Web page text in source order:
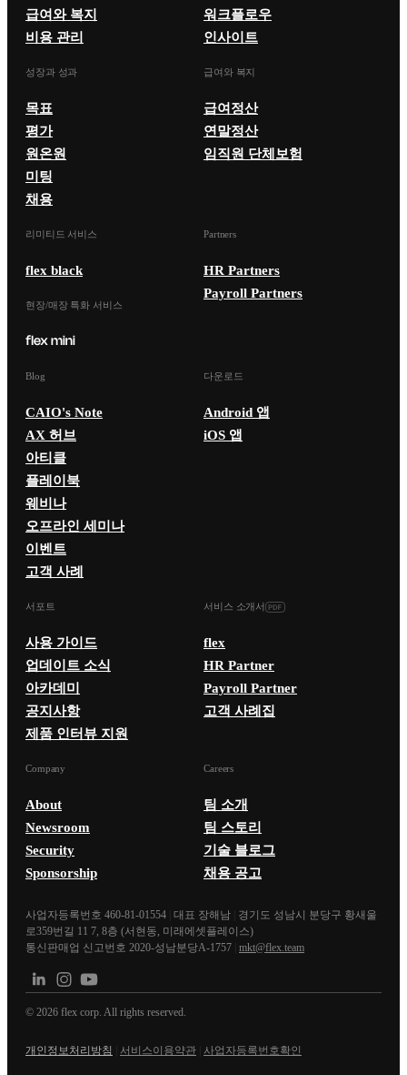
급여와 복지
비용 관리
워크플로우
인사이트
성장과 성과
목표
평가
원온원
미팅
채용
급여와 복지
급여정산
연말정산
임직원 단체보험
리미티드 서비스
flex black
현장/매장 특화 서비스
Partners
HR Partners
Payroll Partners
Blog
CAIO's Note
AX 허브
아티클
플레이북
웨비나
오프라인 세미나
이벤트
고객 사례
다운로드
Android 앱
iOS 앱
서포트
사용 가이드
업데이트 소식
아카데미
공지사항
제품 인터뷰 지원
서비스 소개서
flex
HR Partner
Payroll Partner
고객 사례집
Company
About
Newsroom
Security
Sponsorship
Careers
팀 소개
팀 스토리
기술 블로그
채용 공고
사업자등록번호 460-81-01554 대표 장해남
경기도 성남시 분당구 황새울
로359번길 11 7, 8층 (서현동, 미래에셋플레이스)
통신판매업 신고번호 2020-성남분당A-1757 mkt@flex.team
© 2026 flex corp. All rights reserved.
개인정보처리방침 서비스이용약관 사업자등록번호확인